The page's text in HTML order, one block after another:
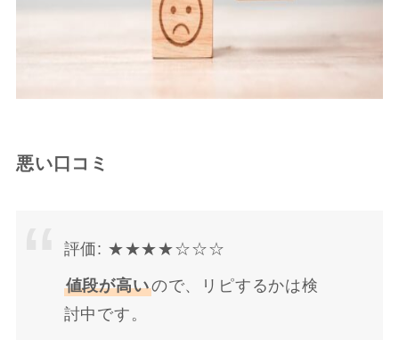
悪い口コミ
評価: ★★★★☆☆☆
値段が高いので、リピするかは検
討中です。